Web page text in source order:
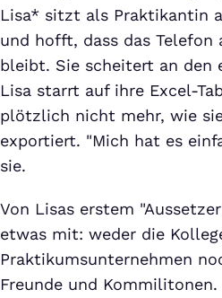
Lisa* sitzt als Praktikantin
und hofft, dass das Telefon
bleibt. Sie scheitert an den
Lisa starrt auf ihre Excel-
plötzlich nicht mehr, wie
exportiert. "Mich hat es
sie.
Von Lisas erstem
etwas mit: weder die
Praktikumsunternehmen
Freunde und